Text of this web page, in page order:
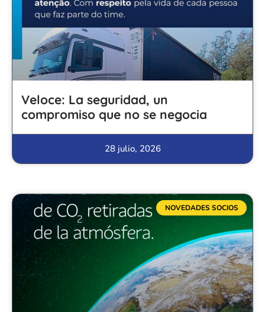
Veloce: La seguridad, un
compromiso que no se negocia
28 julio, 2026
NOVEDADES SOCIOS